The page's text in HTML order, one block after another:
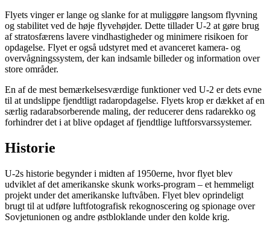
Flyets vinger er lange og slanke for at muliggøre langsom flyvning
og stabilitet ved de høje flyvehøjder. Dette tillader U-2 at gøre brug
af stratosfærens lavere vindhastigheder og minimere risikoen for
opdagelse. Flyet er også udstyret med et avanceret kamera- og
overvågningssystem, der kan indsamle billeder og information over
store områder.
En af de mest bemærkelsesværdige funktioner ved U-2 er dets evne
til at undslippe fjendtligt radaropdagelse. Flyets krop er dækket af en
særlig radarabsorberende maling, der reducerer dens radarekko og
forhindrer det i at blive opdaget af fjendtlige luftforsvarssystemer.
Historie
U-2s historie begynder i midten af 1950erne, hvor flyet blev
udviklet af det amerikanske skunk works-program – et hemmeligt
projekt under det amerikanske luftvåben. Flyet blev oprindeligt
brugt til at udføre luftfotografisk rekognoscering og spionage over
Sovjetunionen og andre østbloklande under den kolde krig.